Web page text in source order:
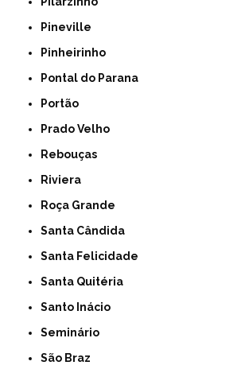
Pineville
Pinheirinho
Pontal do Parana
Portão
Prado Velho
Rebouças
Riviera
Roça Grande
Santa Cândida
Santa Felicidade
Santa Quitéria
Santo Inácio
Seminário
São Braz